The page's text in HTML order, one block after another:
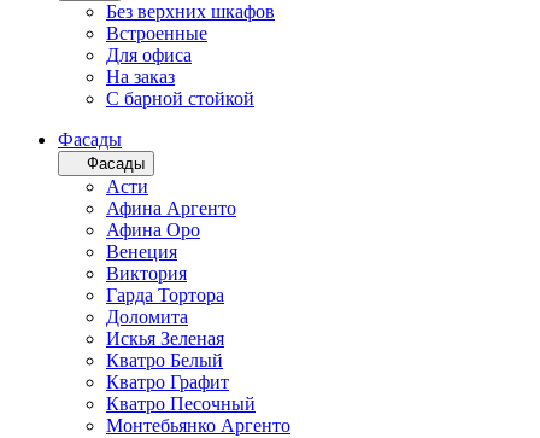
Без верхних шкафов
Встроенные
Для офиса
На заказ
С барной стойкой
Фасады
Фасады
Асти
Афина Аргенто
Афина Оро
Венеция
Виктория
Гарда Тортора
Доломита
Искья Зеленая
Кватро Белый
Кватро Графит
Кватро Песочный
Монтебьянко Аргенто